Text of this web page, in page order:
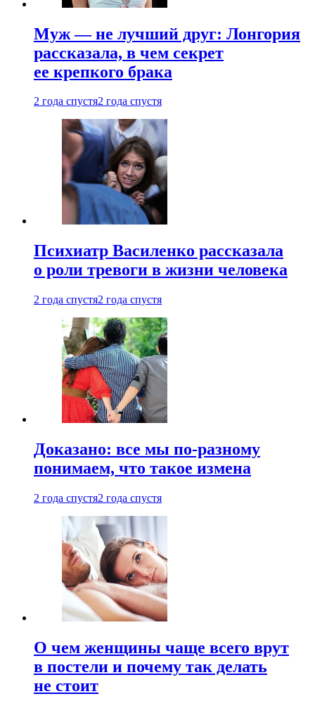
Муж — не лучший друг: Лонгория
рассказала, в чем секрет
ее крепкого брака
2 года спустя2 года спустя
Психиатр Василенко рассказала
о роли тревоги в жизни человека
2 года спустя2 года спустя
Доказано: все мы по-разному
понимаем, что такое измена
2 года спустя2 года спустя
О чем женщины чаще всего врут
в постели и почему так делать
не стоит